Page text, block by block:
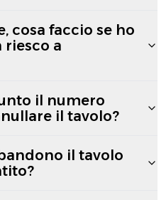
cosa faccio se ho
a
il numero
il tavolo?
il tavolo